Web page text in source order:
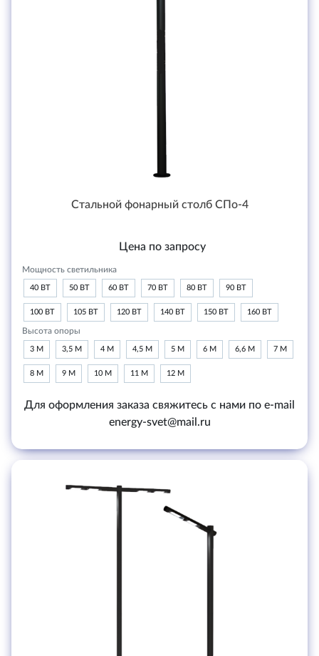
Стальной фонарный столб СПо-4
Цена по запросу
Мощность светильника
40 ВТ 50 ВТ 60 ВТ 70 ВТ 80 ВТ 90 ВТ
100 ВТ 105 ВТ 120 ВТ 140 ВТ 150 ВТ 160 ВТ
Высота опоры
3 М 3,5 М 4 М 4,5 М 5 М 6 М 6,6 М 7 М
8 М 9 М 10 М 11 М 12 М
Для оформления заказа свяжитесь с нами по e-mail
energy-svet@mail.ru